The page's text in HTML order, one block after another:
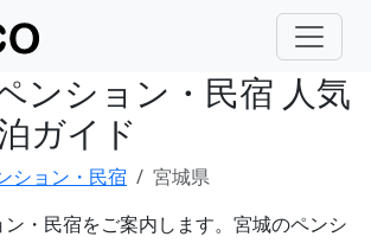
ンション・民宿 人気
ガイド
ション・民宿
宮城県
・民宿をご案内します。宮城のペンシ